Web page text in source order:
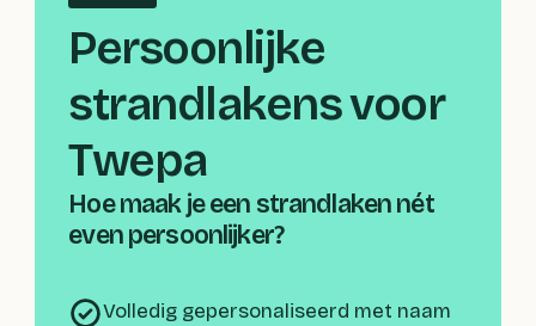
Persoonlijke
strandlakens voor
Twepa
Hoe maak je een strandlaken nét
even persoonlijker?
Volledig gepersonaliseerd met naam